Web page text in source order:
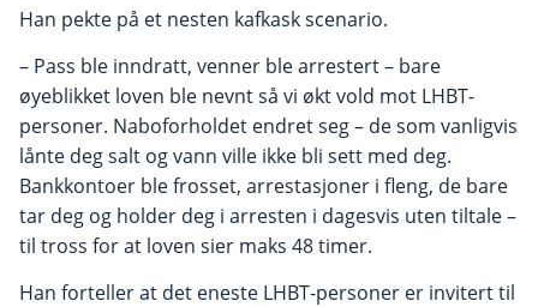
Han pekte på et nesten kafkask scenario.
– Pass ble inndratt, venner ble arrestert – bare
øyeblikket loven ble nevnt så vi økt vold mot LHBT-
personer. Naboforholdet endret seg – de som vanligvis
lånte deg salt og vann ville ikke bli sett med deg.
Bankkontoer ble frosset, arrestasjoner i fleng, de bare
tar deg og holder deg i arresten i dagesvis uten tiltale –
til tross for at loven sier maks 48 timer.
Han forteller at det eneste LHBT-personer er invitert til